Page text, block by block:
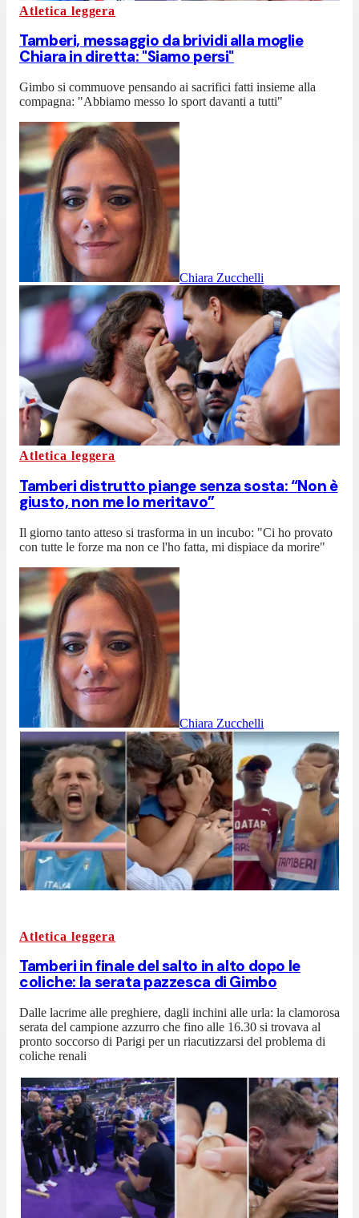
Atletica leggera
Tamberi, messaggio da brividi alla moglie
Chiara in diretta: "Siamo persi"
Gimbo si commuove pensando ai sacrifici fatti insieme alla
compagna: "Abbiamo messo lo sport davanti a tutti"
Chiara Zucchelli
Atletica leggera
Tamberi distrutto piange senza sosta: “Non è
giusto, non me lo meritavo”
Il giorno tanto atteso si trasforma in un incubo: "Ci ho provato
con tutte le forze ma non ce l'ho fatta, mi dispiace da morire"
Chiara Zucchelli
Atletica leggera
Tamberi in finale del salto in alto dopo le
coliche: la serata pazzesca di Gimbo
Dalle lacrime alle preghiere, dagli inchini alle urla: la clamorosa
serata del campione azzurro che fino alle 16.30 si trovava al
pronto soccorso di Parigi per un riacutizzarsi del problema di
coliche renali